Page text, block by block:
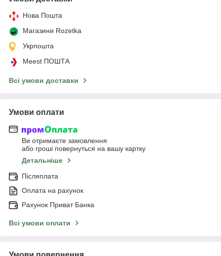
Нова Пошта
Магазини Rozetka
Укрпошта
Meest ПОШТА
Всі умови доставки
Умови оплати
Ви отримаєте замовлення
або гроші повернуться на вашу картку
Детальніше
Післяплата
Оплата на рахунок
Рахунок Приват Банка
Всі умови оплати